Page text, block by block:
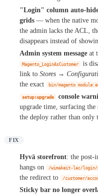
"Login" column auto-
grids — when the native
the admin lacks the ACL,
disappears instead of
Admin system message at
Magento_LoginAsCustomer
is
link to Stores →
the exact
bin/magento
setup:upgrade console
upgrade time, surfacing
the deploy rather than only
FIX
Hyvä storefront: the post-
hangs on
/wimakeit-lac/login/
the redirect to
/customer/
Sticky bar no longer